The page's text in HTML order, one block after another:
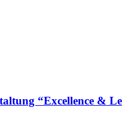
“Excellence &